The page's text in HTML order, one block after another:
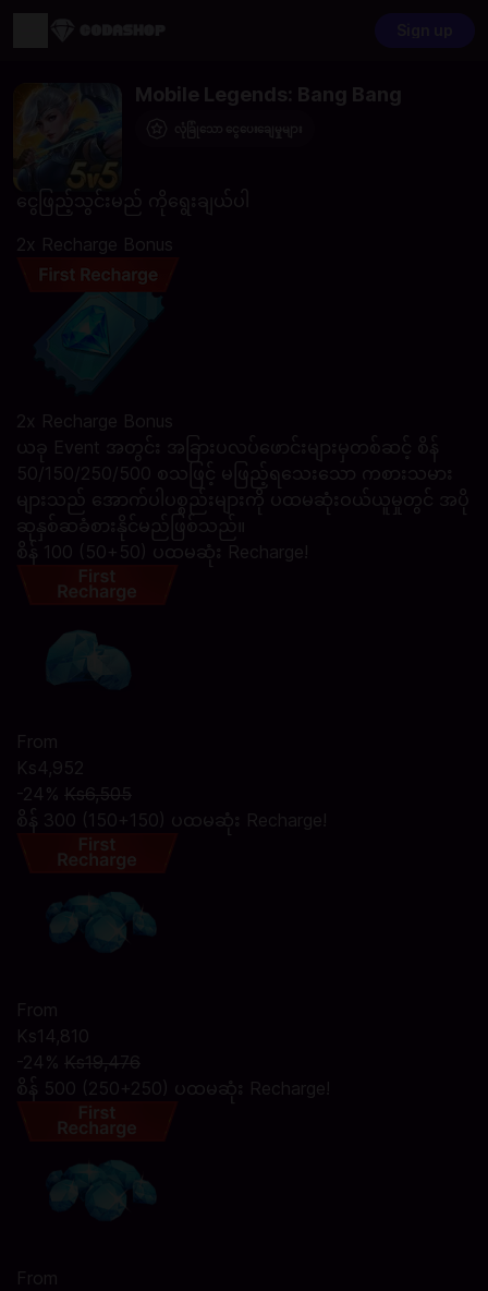
Mobile Legends: Bang Bang
ငွေဖြည့်သွင်းမည် ကိုရွေးချယ်ပါ
2x Recharge Bonus
2x Recharge Bonus
ယခု Event အတွင်း အခြားပလပ်ဖောင်းများမှတစ်ဆင့် စိန်
50/150/250/500 စသဖြင့် မဖြည့်ရသေးသော ကစားသမား
များသည် အောက်ပါပစ္စည်းများကို ပထမဆုံးဝယ်ယူမှုတွင် အပို
ဆုနှစ်ဆခံစားနိုင်မည်ဖြစ်သည်။
စိန် 100 (50+50) ပထမဆုံး Recharge!
From
Ks4,952
-24% Ks6,505
စိန် 300 (150+150) ပထမဆုံး Recharge!
From
Ks14,810
-24% Ks19,476
စိန် 500 (250+250) ပထမဆုံး Recharge!
From